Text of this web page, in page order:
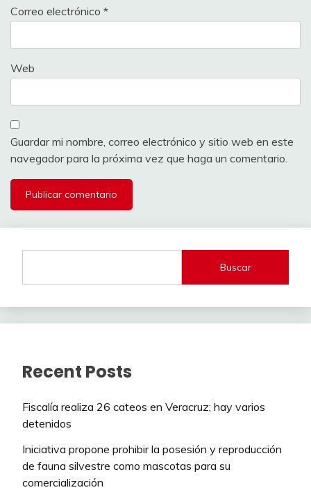
Correo electrónico *
Web
Guardar mi nombre, correo electrónico y sitio web en este
navegador para la próxima vez que haga un comentario.
Buscar
Recent Posts
Fiscalía realiza 26 cateos en Veracruz; hay varios
detenidos
Iniciativa propone prohibir la posesión y reproducción
de fauna silvestre como mascotas para su
comercialización